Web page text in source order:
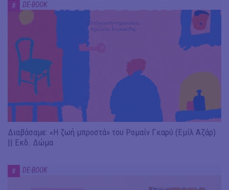
# DE-BOOK
Διαβάσαμε: «Η ζωή μπροστά» του Ρομαίν Γκαρύ (Εμίλ Αζάρ)
|| Εκδ. Δώμα
# DE-BOOK